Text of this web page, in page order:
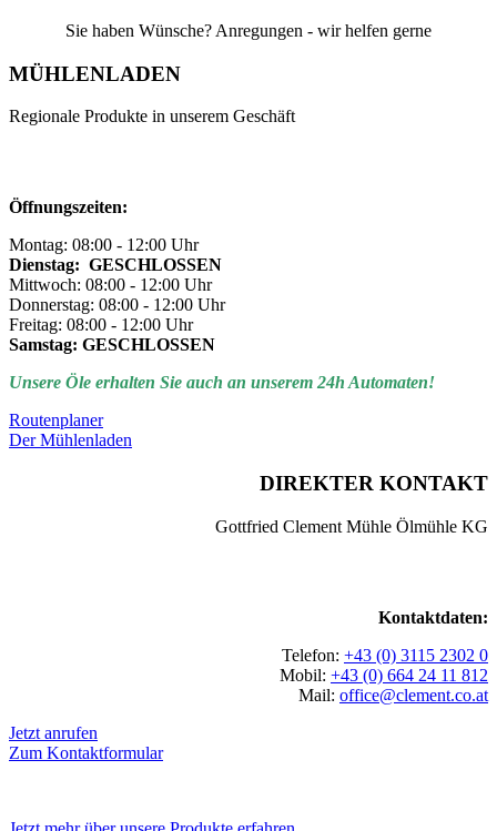
Sie haben Wünsche? Anregungen - wir helfen gerne
MÜHLENLADEN
Regionale Produkte in unserem Geschäft
Öffnungszeiten:
Montag: 08:00 - 12:00 Uhr
Dienstag: GESCHLOSSEN
Mittwoch: 08:00 - 12:00 Uhr
Donnerstag: 08:00 - 12:00 Uhr
Freitag: 08:00 - 12:00 Uhr
Samstag: GESCHLOSSEN
Unsere Öle erhalten Sie auch an unserem 24h Automaten!
Routenplaner
Der Mühlenladen
DIREKTER KONTAKT
Gottfried Clement Mühle Ölmühle KG
Kontaktdaten:
Telefon: +43 (0) 3115 2302 0
Mobil: +43 (0) 664 24 11 812
Mail: office@clement.co.at
Jetzt anrufen
Zum Kontaktformular